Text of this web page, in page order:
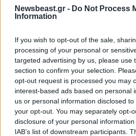
Newsbeast.gr - Do Not Process
Information
If you wish to opt-out of the sale,
processing of your personal or
targeted advertising by us, please use
section to confirm your selection.
opt-out request is processed you may
interest-based ads based on personal
us or personal information disclosed
your opt-out. You may separately opt-
disclosure of your personal
IAB’s list of downstream participants.
14·07·2011 11:01